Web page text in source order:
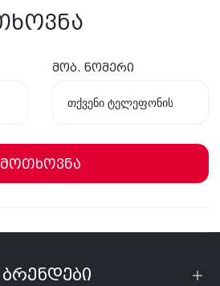
მობ. ნომერი
მოთხოვნა